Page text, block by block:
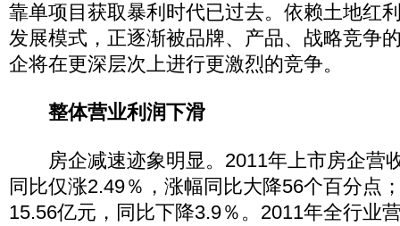
靠单项目获取暴利时代已过去。依赖土地红
发展模式，正逐渐被品牌、产品、战略竞争
企将在更深层次上进行更激烈的竞争。
整体营业利润下滑
房企减速迹象明显。2011年上市房企营
同比仅涨2.49％，涨幅同比大降56个百分点
15.56亿元，同比下降3.9％。2011年全行业